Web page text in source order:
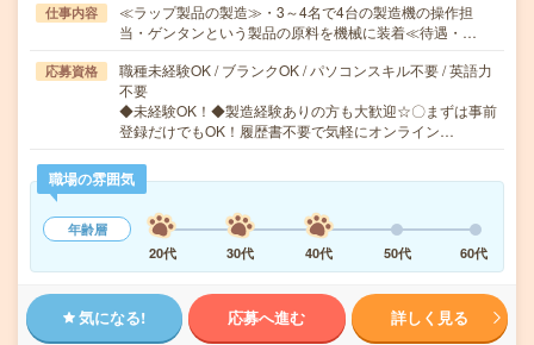
仕事内容
≪ラップ製品の製造≫・3～4名で4台の製造機の操作担
当・ゲンタンという製品の原料を機械に装着≪待遇・…
応募資格
職種未経験OK / ブランクOK / パソコンスキル不要 / 英語力
不要
◆未経験OK！◆製造経験ありの方も大歓迎☆〇まずは事前
登録だけでもOK！履歴書不要で気軽にオンライン…
職場の雰囲気
年齢層
20代
30代 40代 50代 60代
気になる! 応募へ進む 詳しく見る